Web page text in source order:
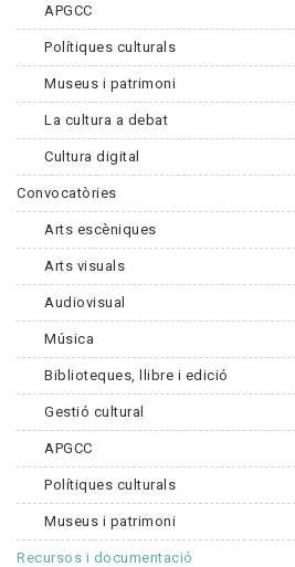
APGCC
Polítiques culturals
Museus i patrimoni
La cultura a debat
Cultura digital
Convocatòries
Arts escèniques
Arts visuals
Audiovisual
Música
Biblioteques, llibre i edició
Gestió cultural
APGCC
Polítiques culturals
Museus i patrimoni
Recursos i documentació